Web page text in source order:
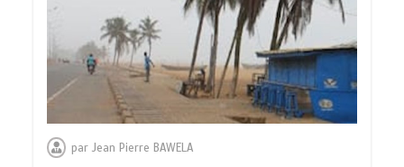
parJean Pierre BAWELA